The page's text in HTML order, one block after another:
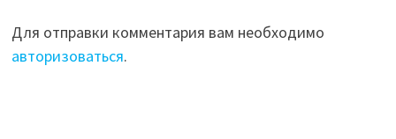
Для отправки комментария вам необходимо
авторизоваться.